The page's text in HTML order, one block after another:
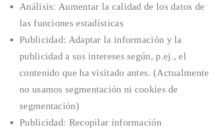
Análisis: Aumentar la calidad de los datos de
las funciones estadísticas
Publicidad: Adaptar la información y la
publicidad a sus intereses según, p.ej., el
contenido que ha visitado antes. (Actualmente
no usamos segmentación ni cookies de
segmentación)
Publicidad: Recopilar información